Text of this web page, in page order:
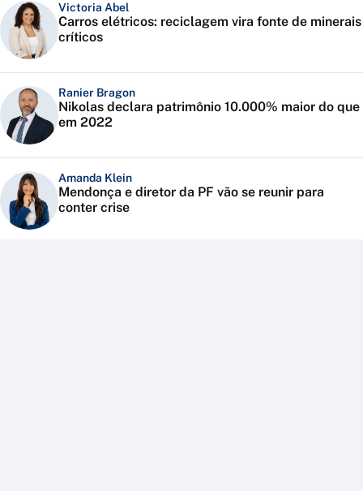
Victoria Abel
Carros elétricos: reciclagem vira fonte de minerais
críticos
Ranier Bragon
Nikolas declara patrimônio 10.000% maior do que
em 2022
Amanda Klein
Mendonça e diretor da PF vão se reunir para
conter crise